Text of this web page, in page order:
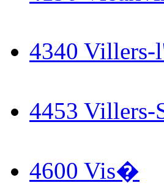
4340
4453
4600 Vis�